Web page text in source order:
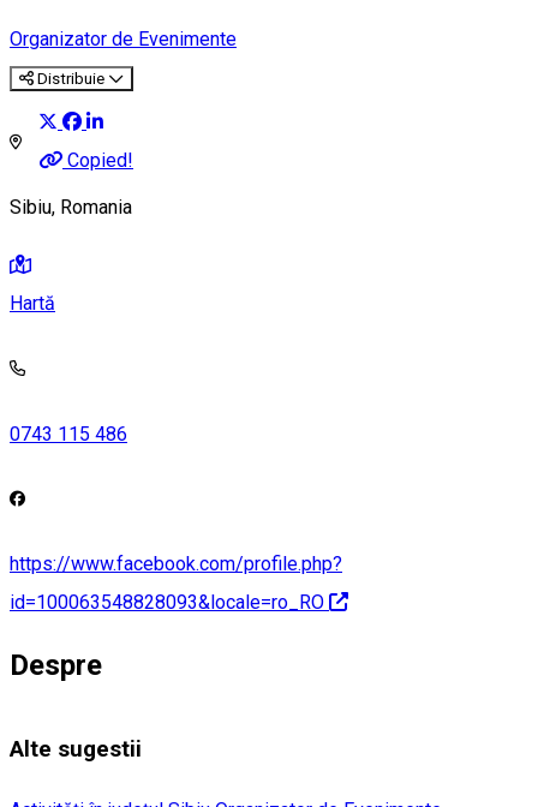
Organizator de Evenimente
Distribuie
Copied!
Sibiu, Romania
Hartă
0743 115 486
https://www.facebook.com/profile.php?
id=100063548828093&locale=ro_RO
Despre
Alte sugestii